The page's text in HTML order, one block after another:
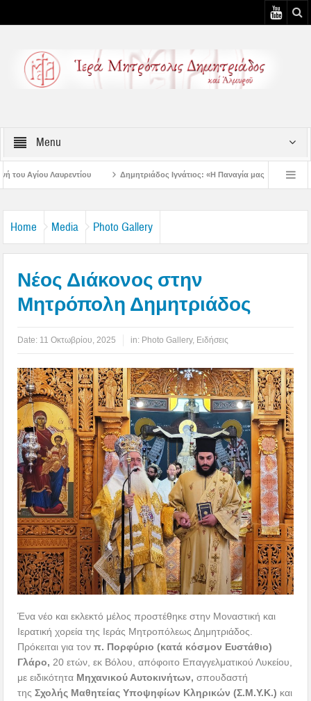
Menu
Δημητριάδος Ιγνάτιος: «Η Παναγία μας δείχνει τον δρόμο της
Home Media Photo Gallery
Νέος Διάκονος στην
Μητρόπολη Δημητριάδος
Date: 11 Οκτωβρίου, 2025 in: Photo Gallery, Ειδήσεις
Ένα νέο και εκλεκτό μέλος προστέθηκε στην Μοναστική και
Ιερατική χορεία της Ιεράς Μητροπόλεως Δημητριάδος.
Πρόκειται για τονπ. Πορφύριο (κατά κόσμον Ευστάθιο)
Γλάρο, 20 ετών, εκ Βόλου, απόφοιτο Επαγγελματικού Λυκείου,
με ειδικότητα Μηχανικού Αυτοκινήτων,σπουδαστή
της Σχολής Μαθητείας Υποψηφίων Κληρικών (Σ.Μ.Υ.Κ.) και